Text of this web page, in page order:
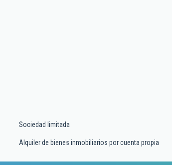
Sociedad limitada
Alquiler de bienes inmobiliarios por cuenta propia